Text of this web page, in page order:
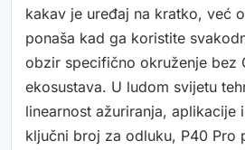
kakav je uređaj na kratko, već
ponaša kad ga koristite
obzir specifično okruženje bez
ekosustava. U ludom svijetu
linearnost ažuriranja, aplikacije
ključni broj za odluku, P40 Pro